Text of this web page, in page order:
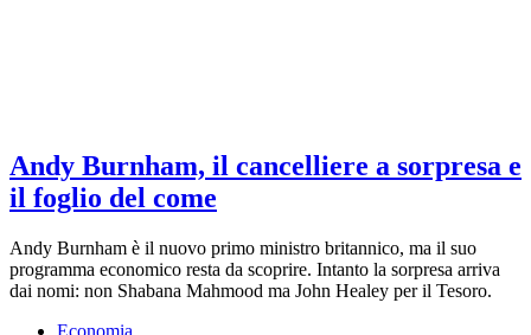
Andy Burnham, il cancelliere a sorpresa e
il foglio del come
Andy Burnham è il nuovo primo ministro britannico, ma il suo
programma economico resta da scoprire. Intanto la sorpresa arriva
dai nomi: non Shabana Mahmood ma John Healey per il Tesoro.
Economia